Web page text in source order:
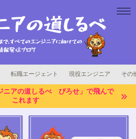
転職エージェント 現役エンジニア その
ニアの道しるべ ぴろせ」で飛んで
これます